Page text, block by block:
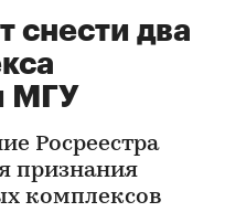
снести два
МГУ
Росреестра
признания
комплексов